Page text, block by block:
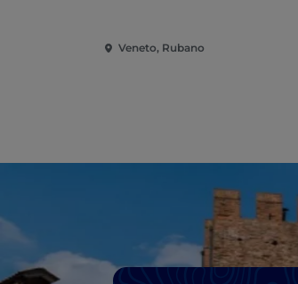
Veneto, Rubano